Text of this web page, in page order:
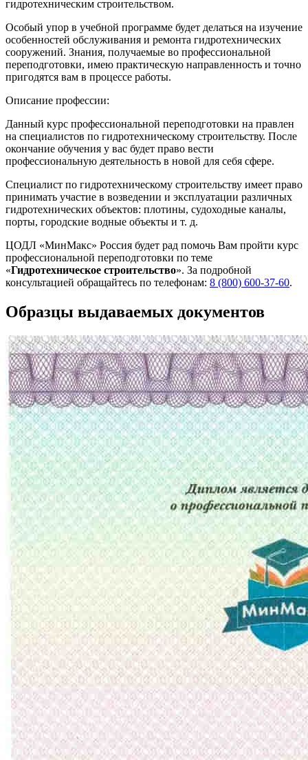
гидротехническим строительством.
Особый упор в учебной программе будет делаться на изучение
особенностей обслуживания и ремонта гидротехнических
сооружений. Знания, получаемые во профессиональной
переподготовки, имею практическую направленность и точно
пригодятся вам в процессе работы.
Описание профессии:
Данный курс профессиональной переподготовки на правлен
на специалистов по гидротехническому строительству. После
окончание обучения у вас будет право вести
профессиональную деятельность в новой для себя сфере.
Специалист по гидротехническому строительству имеет право
принимать участие в возведении и эксплуатации различных
гидротехнических объектов: плотины, судоходные каналы,
порты, городские водные объекты и т. д.
ЦОДЛ «МинМакс» Россия будет рад помочь Вам пройти курс
профессиональной переподготовки по теме
«Гидротехническое строительство». За подробной
консультацией обращайтесь по телефонам: 8 (800) 600-37-60.
Образцы выдаваемых документов